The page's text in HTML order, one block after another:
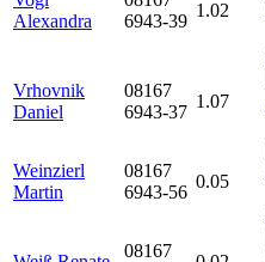
Alexandra
6943-39
1.02
Vrhovnik
Daniel
08167
6943-37
1.07
Weinzierl
Martin
08167
6943-56
0.05
08167